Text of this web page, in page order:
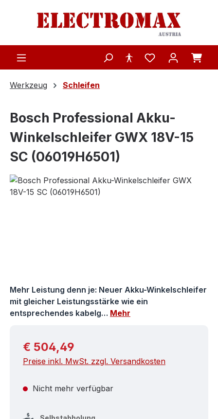
Zum Hauptinhalt springen
Werkzeug Schleifen
Bosch Professional Akku-
Winkelschleifer GWX 18V-15
SC (06019H6501)
Bildergalerie überspringen
Mehr Leistung denn je: Neuer Akku-Winkelschleifer
mit gleicher Leistungsstärke wie ein
entsprechendes kabelg… Mehr
Regulärer Preis:
€ 504,49
Preise inkl. MwSt. zzgl. Versandkosten
Nicht mehr verfügbar